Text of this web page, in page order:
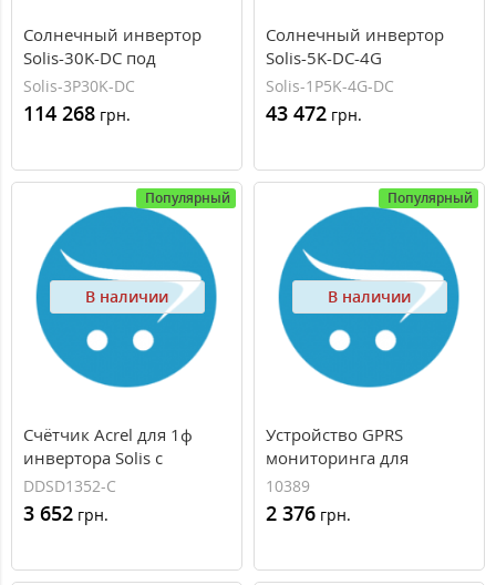
Солнечный инвертор
Solis-30K-DC под
зеленый тариф
Solis-3P30K-DC
114 268 грн.
Солнечный инвертор
Solis-5K-DC-4G
мощностью 5 кВт под
зеленый тариф
Solis-1P5K-4G-DC
43 472 грн.
Популярный
В наличии
Счётчик Acrel для 1ф
инвертора Solis с
встроенным EPM
DDSD1352-С
3 652 грн.
Популярный
В наличии
Устройство GPRS
мониторинга для
инверторов Solis (Data
Logging Stick GPRS Solis-
DLS-GPRS)
10389
2 376 грн.